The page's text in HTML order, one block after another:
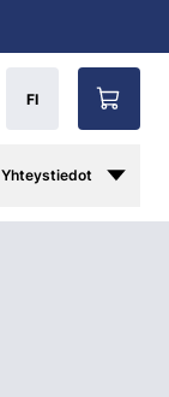
FI
Yhteystiedot